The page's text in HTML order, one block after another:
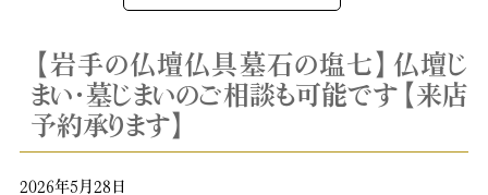
【岩手の仏壇仏具墓石の塩七】仏壇じ
まい・墓じまいのご相談も可能です【来店
予約承ります】
2026年5月28日